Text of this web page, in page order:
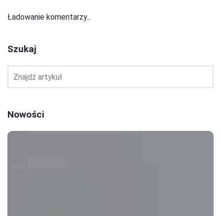
Ładowanie komentarzy...
Szukaj
Nowości